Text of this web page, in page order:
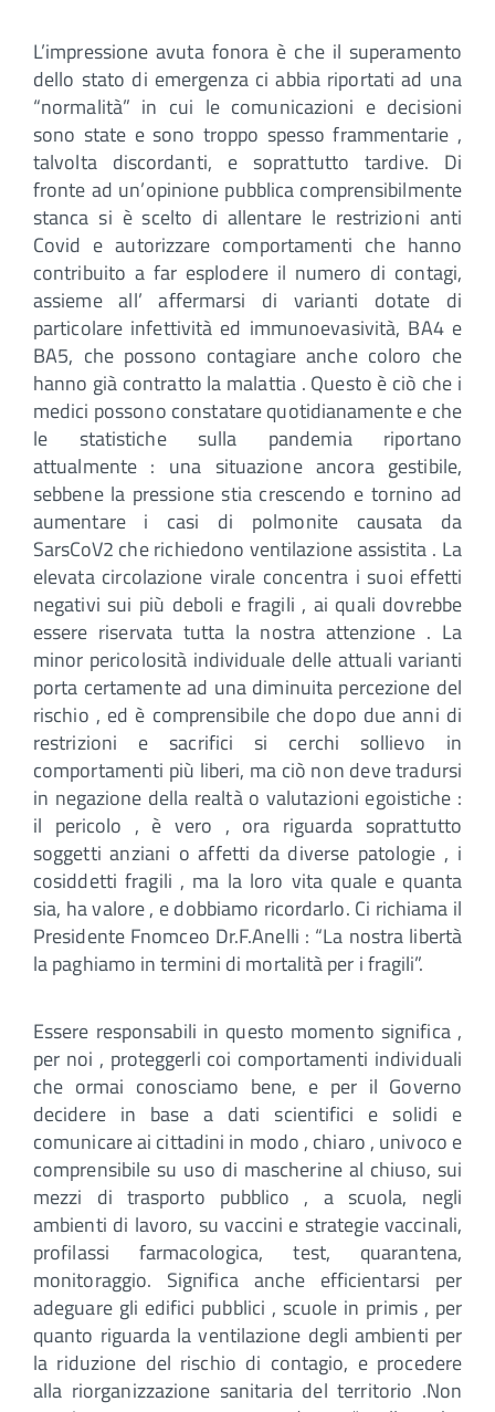
L’impressione avuta fonora è che il superamento
dello stato di emergenza ci abbia riportati ad una
“normalità” in cui le comunicazioni e decisioni
sono state e sono troppo spesso frammentarie ,
talvolta discordanti, e soprattutto tardive. Di
fronte ad un’opinione pubblica comprensibilmente
stanca si è scelto di allentare le restrizioni anti
Covid e autorizzare comportamenti che hanno
contribuito a far esplodere il numero di contagi,
assieme all’ affermarsi di varianti dotate di
particolare infettività ed immunoevasività, BA4 e
BA5, che possono contagiare anche coloro che
hanno già contratto la malattia . Questo è ciò che i
medici possono constatare quotidianamente e che
le statistiche sulla pandemia riportano
attualmente : una situazione ancora gestibile,
sebbene la pressione stia crescendo e tornino ad
aumentare i casi di polmonite causata da
SarsCoV2 che richiedono ventilazione assistita . La
elevata circolazione virale concentra i suoi effetti
negativi sui più deboli e fragili , ai quali dovrebbe
essere riservata tutta la nostra attenzione . La
minor pericolosità individuale delle attuali varianti
porta certamente ad una diminuita percezione del
rischio , ed è comprensibile che dopo due anni di
restrizioni e sacrifici si cerchi sollievo in
comportamenti più liberi, ma ciò non deve tradursi
in negazione della realtà o valutazioni egoistiche :
il pericolo , è vero , ora riguarda soprattutto
soggetti anziani o affetti da diverse patologie , i
cosiddetti fragili , ma la loro vita quale e quanta
sia, ha valore , e dobbiamo ricordarlo. Ci richiama il
Presidente Fnomceo Dr.F.Anelli : “La nostra libertà
la paghiamo in termini di mortalità per i fragili”.
Essere responsabili in questo momento significa ,
per noi , proteggerli coi comportamenti individuali
che ormai conosciamo bene, e per il Governo
decidere in base a dati scientifici e solidi e
comunicare ai cittadini in modo , chiaro , univoco e
comprensibile su uso di mascherine al chiuso, sui
mezzi di trasporto pubblico , a scuola, negli
ambienti di lavoro, su vaccini e strategie vaccinali,
profilassi farmacologica, test, quarantena,
monitoraggio. Significa anche efficientarsi per
adeguare gli edifici pubblici , scuole in primis , per
quanto riguarda la ventilazione degli ambienti per
la riduzione del rischio di contagio, e procedere
alla riorganizzazione sanitaria del territorio .Non